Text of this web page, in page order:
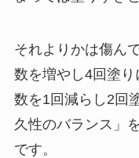
それよりかは傷ん
数を増やし4回塗
数を1回減らし2回
久性のバランス」
です。